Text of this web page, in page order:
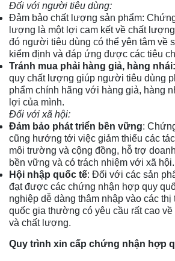
Đối với người tiêu dùng:
Đảm bảo chất lượng sản phẩm:
lượng là một lợi cam kết về chất
đó người tiêu dùng có thể yên tâm về
kiểm định và đáp ứng được các tiêu
Tránh mua phải hàng giả, hàng nhái:
quy chất lượng giúp người tiêu dùng
phẩm chính hãng với hàng giả, hàng
lợi của mình.
Đối với xã hội:
Đảm bảo phát triển bền vững:
cũng hướng tới việc giảm thiểu các
môi trường và cộng đồng, hỗ trợ
bền vững và có trách nhiệm với xã hội.
Hội nhập quốc tế: Đối với các sản
đạt được các chứng nhận hợp quy
nghiệp dễ dàng thâm nhập vào các
quốc gia thường có yêu cầu rất cao về
và chất lượng.
Quy trình xin cấp chứng nhận hợp